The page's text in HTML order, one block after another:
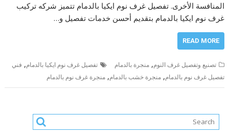
المنافسة الأخرى. تفصيل غرف نوم ايكيا بالدمام تتميز شركه تركيب
غرف نوم ايكيا بالدمام بتقديم أحسن خدمات تفصيل و…
READ MORE
تصنيع وتفصيل غرف النوم,منجرة بالدمام تفصيل غرف نوم ايكيا بالدمام, فني
تفصيل غرف نوم بالدمام,منجرة خشب بالدمام,منجرة غرف نوم بالدمام